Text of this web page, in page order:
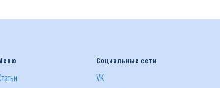
Социальные сети
VK